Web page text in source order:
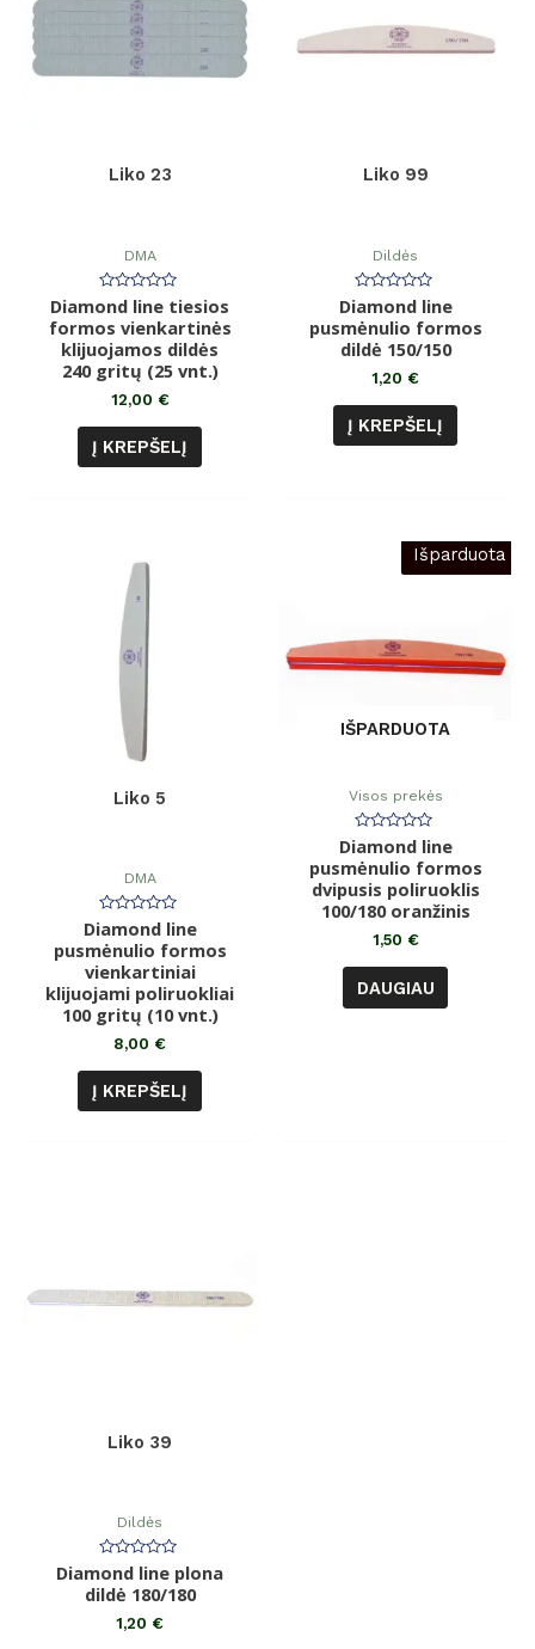
Liko 23
DMA
Įvertinimas:
0
iš
5
Diamond line tiesios
formos vienkartinės
klijuojamos dildės
240 gritų (25 vnt.)
12,00 €
Į KREPŠELĮ
Liko 99
Dildės
Įvertinimas:
0
iš
5
Diamond line
pusmėnulio formos
dildė 150/150
1,20 €
Į KREPŠELĮ
Liko 5
DMA
Įvertinimas:
0
iš
5
Diamond line
pusmėnulio formos
vienkartiniai
klijuojami poliruokliai
100 gritų (10 vnt.)
8,00 €
Į KREPŠELĮ
Išparduota
IŠPARDUOTA
Visos prekės
Įvertinimas:
0
iš
5
Diamond line
pusmėnulio formos
dvipusis poliruoklis
100/180 oranžinis
1,50 €
DAUGIAU
Liko 39
Dildės
Įvertinimas:
0
iš
Diamond line plona
dildė 180/180
1,20 €